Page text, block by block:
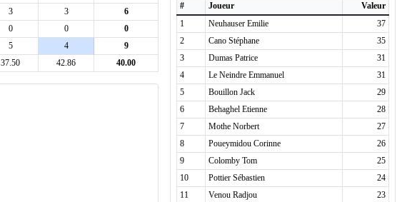
3 3
6
0 0
0
5 4
9
37.50 42.86 40.00
# Joueur
Valeur
1
Neuhauser Emilie
37
2
Cano Stéphane
35
3
Dumas Patrice
31
4
Le Neindre Emmanuel
31
5
Bouillon Jack
29
6
Behaghel Etienne
28
7
Mothe Norbert
27
8
Poueymidou Corinne
26
9
Colomby Tom
25
10
Pottier Sébastien
24
11
Venou Radjou
23